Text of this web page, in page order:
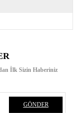
İlk Sizin Haberiniz
GÖNDER